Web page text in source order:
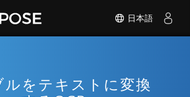
日本語
ルをテキストに変換